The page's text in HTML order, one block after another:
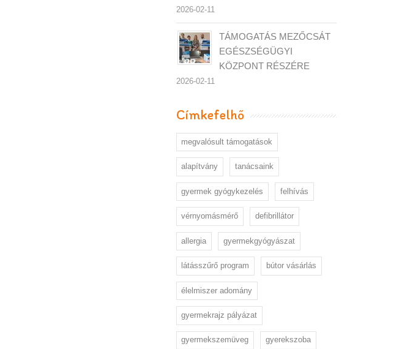
2026-02-11
TÁMOGATÁS MEZŐCSÁT
EGÉSZSÉGÜGYI
KÖZPONT RÉSZÉRE
2026-02-11
Címkefelhő
megvalósult támogatások
alapítvány tanácsaink
gyermek gyógykezelés felhívás
vérnyomásmérő defibrillátor
allergia gyermekgyógyászat
látásszűrő program bútor vásárlás
élelmiszer adomány
gyermekrajz pályázat
gyermekszemüveg gyerekszoba